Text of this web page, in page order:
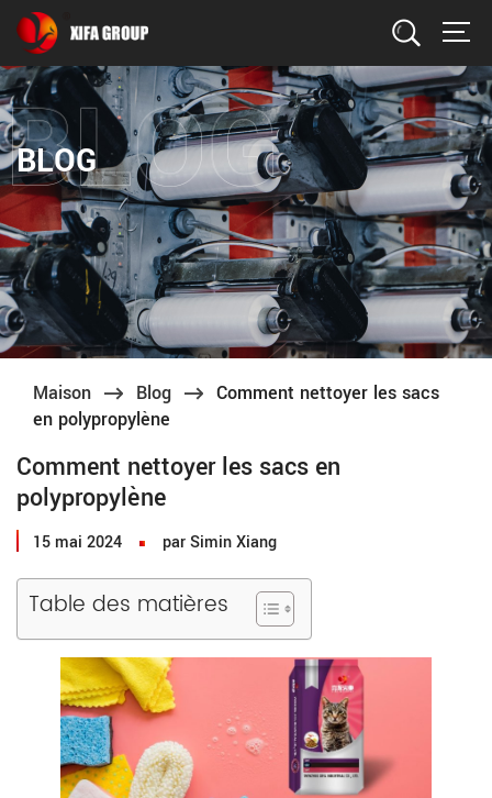
Recherche
BLOG
Maison Blog
Comment nettoyer les sacs
en polypropylène
Comment nettoyer les sacs en
polypropylène
15 mai 2024 par Simin Xiang
Table des matières